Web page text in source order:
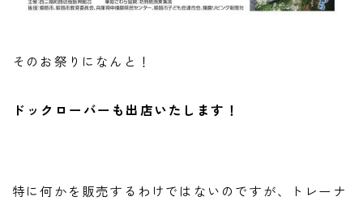
そのお祭りになんと！
ドックローバーも出店いたします！
特に何かを販売するわけではないのですが、トレーナ